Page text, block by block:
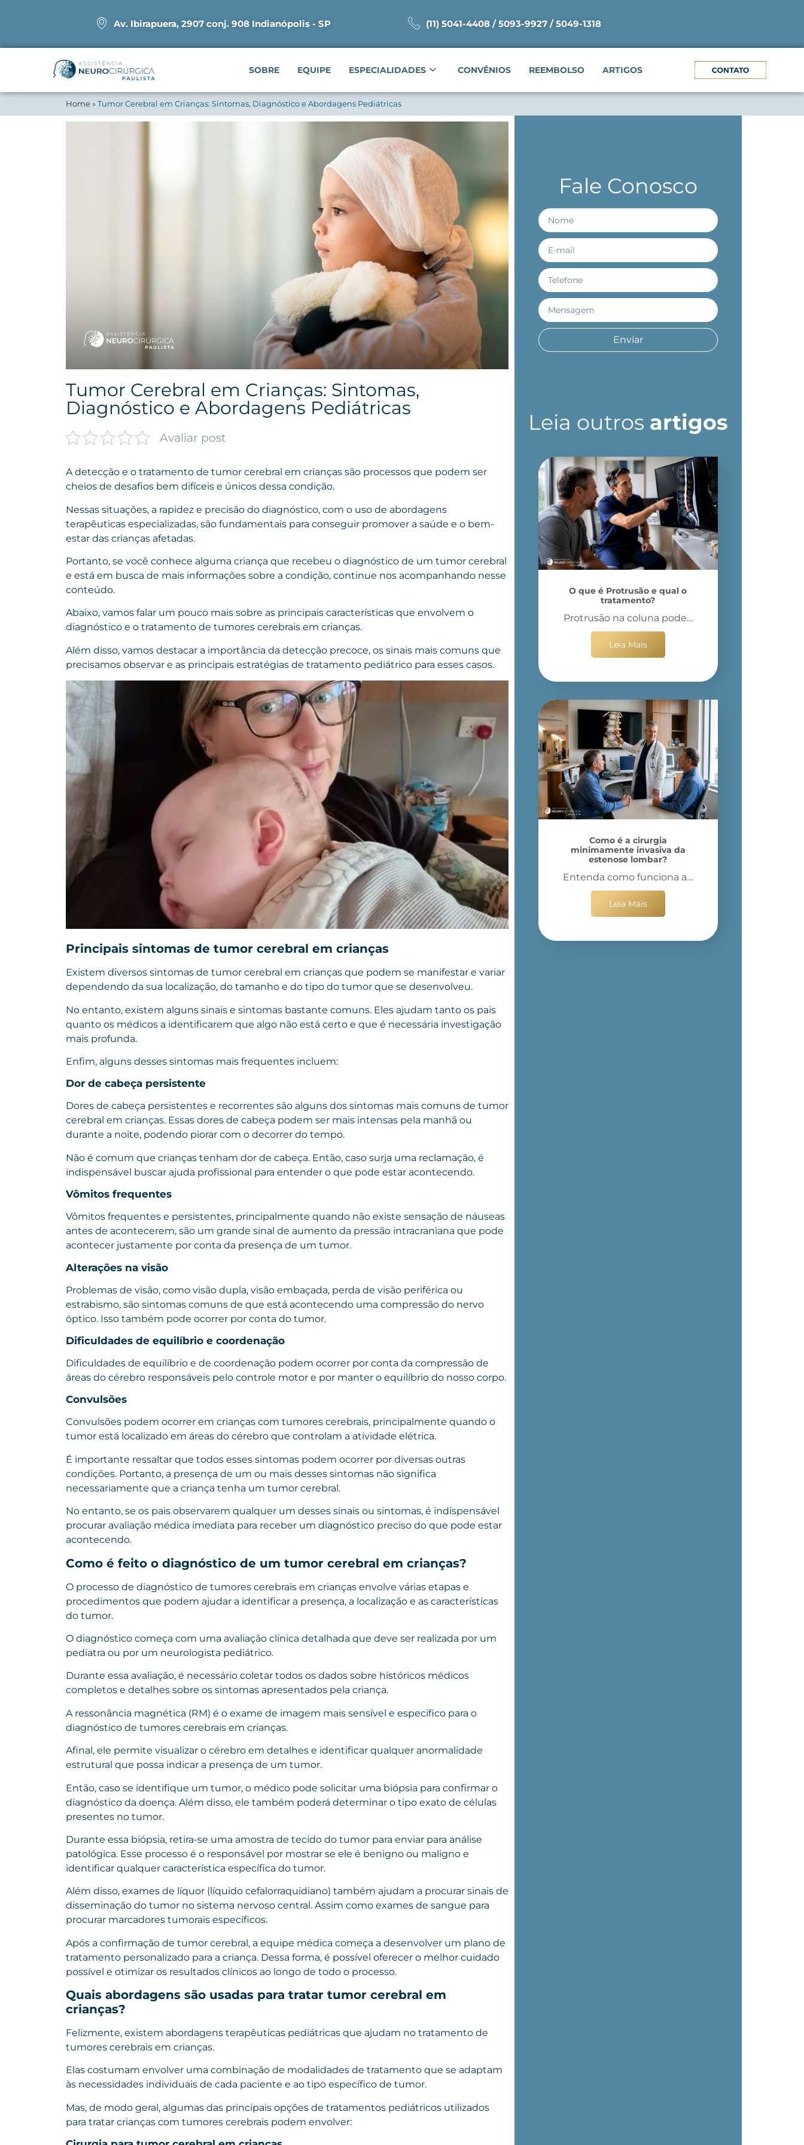
Av. Ibirapuera, 2907 conj. 908 Indianópolis - SP (11) 5041-4408 / 5093-9927 / 5049-1318
SOBRE EQUIPE ESPECIALIDADES CONVÊNIOS REEMBOLSO ARTIGOS
Home»Tumor Cerebral em Crianças: Sintomas, Diagnóstico e Abordagens Pediátricas
Tumor Cerebral em Crianças: Sintomas,
Diagnóstico e Abordagens Pediátricas
Avaliar post
A detecção e o tratamento de tumor cerebral em crianças são processos que podem ser
cheios de desafios bem difíceis e únicos dessa condição.
Nessas situações, a rapidez e precisão do diagnóstico, com o uso de abordagens
terapêuticas especializadas, são fundamentais para conseguir promover a saúde e o bem-
estar das crianças afetadas.
Portanto, se você conhece alguma criança que recebeu o diagnóstico de um tumor cerebral
e está em busca de mais informações sobre a condição, continue nos acompanhando nesse
conteúdo.
Abaixo, vamos falar um pouco mais sobre as principais características que envolvem o
diagnóstico e o tratamento de tumores cerebrais em crianças.
Além disso, vamos destacar a importância da detecção precoce, os sinais mais comuns que
precisamos observar e as principais estratégias de tratamento pediátrico para esses casos.
Principais sintomas de tumor cerebral em crianças
Existem diversos sintomas de tumor cerebral em crianças que podem se manifestar e variar
dependendo da sua localização, do tamanho e do tipo do tumor que se desenvolveu.
No entanto, existem alguns sinais e sintomas bastante comuns. Eles ajudam tanto os pais
quanto os médicos a identificarem que algo não está certo e que é necessária investigação
mais profunda.
Enfim, alguns desses sintomas mais frequentes incluem:
Dor de cabeça persistente
Dores de cabeça persistentes e recorrentes são alguns dos sintomas mais comuns de tumor
cerebral em crianças. Essas dores de cabeça podem ser mais intensas pela manhã ou
durante a noite, podendo piorar com o decorrer do tempo.
Não é comum que crianças tenham dor de cabeça. Então, caso surja uma reclamação, é
indispensável buscar ajuda profissional para entender o que pode estar acontecendo.
Vômitos frequentes
Vômitos frequentes e persistentes, principalmente quando não existe sensação de náuseas
antes de acontecerem, são um grande sinal de aumento da pressão intracraniana que pode
acontecer justamente por conta da presença de um tumor.
Alterações na visão
Problemas de visão, como visão dupla, visão embaçada, perda de visão periférica ou
estrabismo, são sintomas comuns de que está acontecendo uma compressão do nervo
óptico. Isso também pode ocorrer por conta do tumor.
Dificuldades de equilíbrio e coordenação
Dificuldades de equilíbrio e de coordenação podem ocorrer por conta da compressão de
áreas do cérebro responsáveis pelo controle motor e por manter o equilíbrio do nosso corpo.
Convulsões
Convulsões podem ocorrer em crianças com tumores cerebrais, principalmente quando o
tumor está localizado em áreas do cérebro que controlam a atividade elétrica.
É importante ressaltar que todos esses sintomas podem ocorrer ​​por diversas outras
condições. Portanto, a presença de um ou mais desses sintomas não significa
necessariamente que a criança tenha um tumor cerebral.
No entanto, se os pais observarem qualquer um desses sinais ou sintomas, é indispensável
procurar avaliação médica imediata para receber um diagnóstico preciso do que pode estar
acontecendo.
Como é feito o diagnóstico de um tumor cerebral em crianças?
O processo de diagnóstico de tumores cerebrais em crianças envolve várias etapas e
procedimentos que podem ajudar a identificar a presença, a localização e as características
do tumor.
O diagnóstico começa com uma avaliação clínica detalhada que deve ser realizada por um
pediatra ou por um neurologista pediátrico.
Durante essa avaliação, é necessário coletar todos os dados sobre históricos médicos
completos e detalhes sobre os sintomas apresentados pela criança.
A ressonância magnética (RM) é o exame de imagem mais sensível e específico para o
diagnóstico de tumores cerebrais em crianças.
Afinal, ele permite visualizar o cérebro em detalhes e identificar qualquer anormalidade
estrutural que possa indicar a presença de um tumor.
Então, caso se identifique um tumor, o médico pode solicitar uma biópsia para confirmar o
diagnóstico da doença. Além disso, ele também poderá determinar o tipo exato de células
presentes no tumor.
Durante essa biópsia, retira-se uma amostra de tecido do tumor para enviar para análise
patológica. Esse processo é o responsável por mostrar se ele é benigno ou maligno e
identificar qualquer característica específica do tumor.
Além disso, exames de líquor (líquido cefalorraquidiano) também ajudam a procurar sinais de
disseminação do tumor no sistema nervoso central. Assim como exames de sangue para
procurar marcadores tumorais específicos.
Após a confirmação de tumor cerebral, a equipe médica começa a desenvolver um plano de
tratamento personalizado para a criança. Dessa forma, é possível oferecer o melhor cuidado
possível e otimizar os resultados clínicos ao longo de todo o processo.
Quais abordagens são usadas para tratar tumor cerebral em
crianças?
Felizmente, existem abordagens terapêuticas pediátricas que ajudam no tratamento de
tumores cerebrais em crianças.
Elas costumam envolver uma combinação de modalidades de tratamento que se adaptam
às necessidades individuais de cada paciente e ao tipo específico de tumor.
Mas, de modo geral, algumas das principais opções de tratamentos pediátricos utilizados
para tratar crianças com tumores cerebrais podem envolver:
Fale Conosco
Enviar
Leia outros artigos
O que é Protrusão e qual o
tratamento?
Protrusão na coluna pode…
Leia Mais
Como é a cirurgia
minimamente invasiva da
estenose lombar?
Entenda como funciona a…
Leia Mais